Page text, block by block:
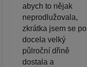
abych to nějak
neprodlužovala,
zkrátka jsem se po
docela velký
půlroční dřině
dostala a